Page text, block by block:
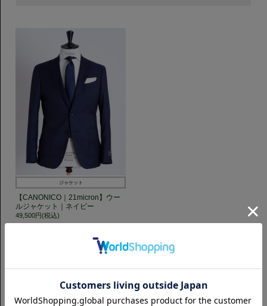
ジャケット
【CANONICO｜21micron】ウー
ルジャケット｜ネイビー
49,500円(税込)
GET TO KNOW US